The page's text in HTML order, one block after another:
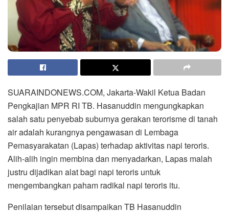
SUARAINDONEWS.COM, Jakarta-Wakil Ketua Badan
Pengkajian MPR RI TB. Hasanuddin mengungkapkan
salah satu penyebab suburnya gerakan terorisme di tanah
air adalah kurangnya pengawasan di Lembaga
Pemasyarakatan (Lapas) terhadap aktivitas napi teroris.
Alih-alih ingin membina dan menyadarkan, Lapas malah
justru dijadikan alat bagi napi teroris untuk
mengembangkan paham radikal napi teroris itu.
Penilaian tersebut disampaikan TB Hasanuddin